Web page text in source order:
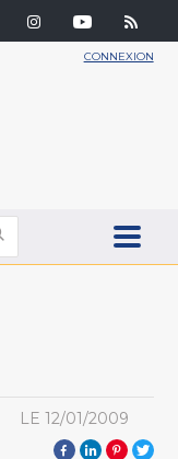
CONNEXION
LE 12/01/2009